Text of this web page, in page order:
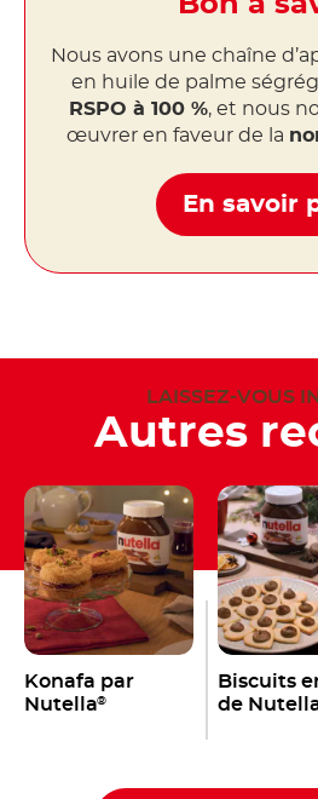
Nous avons une chaîne
en huile de palme
RSPO à 100 %, et nous
œuvrer en faveur de la
En savoir
LAISSEZ-VOUS
Autres
Konafa par
Nutella®
Biscuits
de